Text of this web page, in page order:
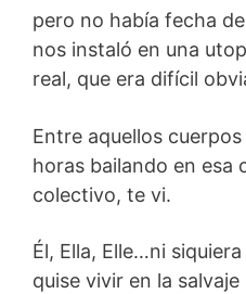
pero no había fecha
nos instaló en una
real, que era difícil
Entre aquellos
horas bailando en esa
colectivo, te vi.
Él, Ella, Elle…ni
quise vivir en la